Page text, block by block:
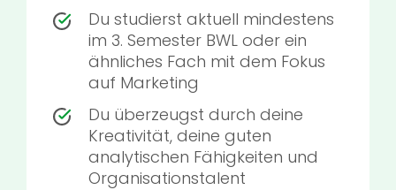
Du studierst aktuell mindestens
im 3. Semester BWL oder ein
ähnliches Fach mit dem Fokus
auf Marketing
Du überzeugst durch deine
Kreativität, deine guten
analytischen Fähigkeiten und
Organisationstalent